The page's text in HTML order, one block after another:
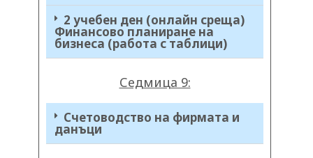
2 учебен ден (онлайн среща)
Финансово планиране на
бизнеса (работа с таблици)
Седмица 9:
Счетоводство на фирмата и
данъци